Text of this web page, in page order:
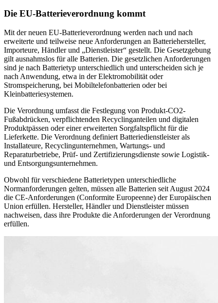
Die EU-Batterieverordnung kommt
Mit der neuen EU-Batterieverordnung werden nach und nach
erweiterte und teilweise neue Anforderungen an Batteriehersteller,
Importeure, Händler und „Dienstleister“ gestellt. Die Gesetzgebung
gilt ausnahmslos für alle Batterien. Die gesetzlichen Anforderungen
sind je nach Batterietyp unterschiedlich und unterscheiden sich je
nach Anwendung, etwa in der Elektromobilität oder
Stromspeicherung, bei Mobiltelefonbatterien oder bei
Kleinbatteriesystemen.
Die Verordnung umfasst die Festlegung von Produkt-CO2-
Fußabdrücken, verpflichtenden Recyclinganteilen und digitalen
Produktpässen oder einer erweiterten Sorgfaltspflicht für die
Lieferkette. Die Verordnung definiert Batteriedienstleister als
Installateure, Recyclingunternehmen, Wartungs- und
Reparaturbetriebe, Prüf- und Zertifizierungsdienste sowie Logistik-
und Entsorgungsunternehmen.
Obwohl für verschiedene Batterietypen unterschiedliche
Normanforderungen gelten, müssen alle Batterien seit August 2024
die CE-Anforderungen (Conformite Europeenne) der Europäischen
Union erfüllen. Hersteller, Händler und Dienstleister müssen
nachweisen, dass ihre Produkte die Anforderungen der Verordnung
erfüllen.